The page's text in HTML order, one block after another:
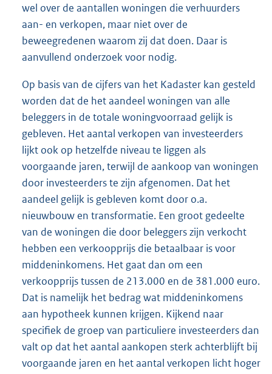
wel over de aantallen woningen die verhuurders
aan- en verkopen, maar niet over de
beweegredenen waarom zij dat doen. Daar is
aanvullend onderzoek voor nodig.
Op basis van de cijfers van het Kadaster kan gesteld
worden dat de het aandeel woningen van alle
beleggers in de totale woningvoorraad gelijk is
gebleven. Het aantal verkopen van investeerders
lijkt ook op hetzelfde niveau te liggen als
voorgaande jaren, terwijl de aankoop van woningen
door investeerders te zijn afgenomen. Dat het
aandeel gelijk is gebleven komt door o.a.
nieuwbouw en transformatie. Een groot gedeelte
van de woningen die door beleggers zijn verkocht
hebben een verkoopprijs die betaalbaar is voor
middeninkomens. Het gaat dan om een
verkoopprijs tussen de 213.000 en de 381.000 euro.
Dat is namelijk het bedrag wat middeninkomens
aan hypotheek kunnen krijgen. Kijkend naar
specifiek de groep van particuliere investeerders dan
valt op dat het aantal aankopen sterk achterblijft bij
voorgaande jaren en het aantal verkopen licht hoger